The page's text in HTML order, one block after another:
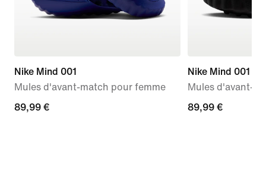
Nike Mind 001
Mules d'avant-match pour femme
89,99 €
89,99 €
Nike Mind 001
Mules d'avant-
89,99 €
89,99 €